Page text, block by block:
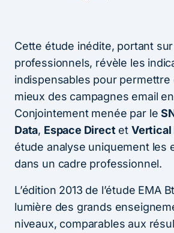
Cette étude inédite, portant
professionnels, révèle les
indispensables pour permettre
mieux des campagnes email
Conjointement menée par le
Data, Espace Direct et Vertical
étude analyse uniquement les
dans un cadre professionnel.
L’édition 2013 de l’étude EMA
lumière des grands
niveaux, comparables aux